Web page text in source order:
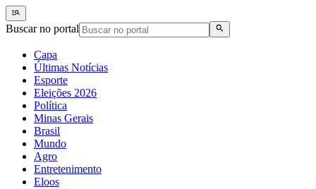
Buscar no portal
Capa
Últimas Notícias
Esporte
Eleições 2026
Política
Minas Gerais
Brasil
Mundo
Agro
Entretenimento
Eloos